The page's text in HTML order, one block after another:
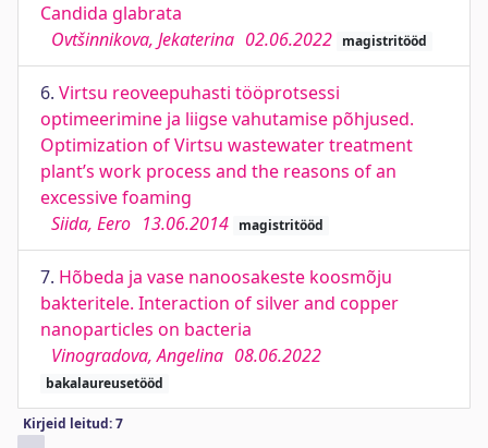
Candida glabrata
Ovtšinnikova, Jekaterina 02.06.2022 magistritööd
6. Virtsu reoveepuhasti tööprotsessi
optimeerimine ja liigse vahutamise põhjused.
Optimization of Virtsu wastewater treatment
plant’s work process and the reasons of an
excessive foaming
Siida, Eero 13.06.2014 magistritööd
7. Hõbeda ja vase nanoosakeste koosmõju
bakteritele. Interaction of silver and copper
nanoparticles on bacteria
Vinogradova, Angelina 08.06.2022
bakalaureusetööd
Kirjeid leitud: 7